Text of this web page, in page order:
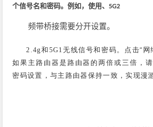
个信号名和密码。例如，使用、5G2
频带桥接需要分开设置。
2.4g和 5G1 无线信号和密码。点击“网
如果主路由器是路由器的两倍或三倍，
密码设置，与主路由器保持一致，实现漫